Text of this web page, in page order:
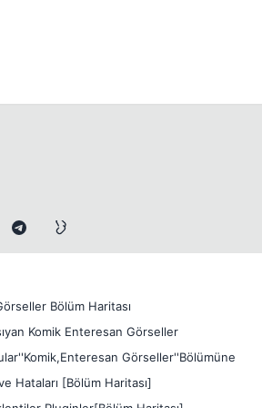
Bölüm Haritası
Komik Enteresan Görseller
Görseller''Bölümüne
Hataları [Bölüm Haritası]